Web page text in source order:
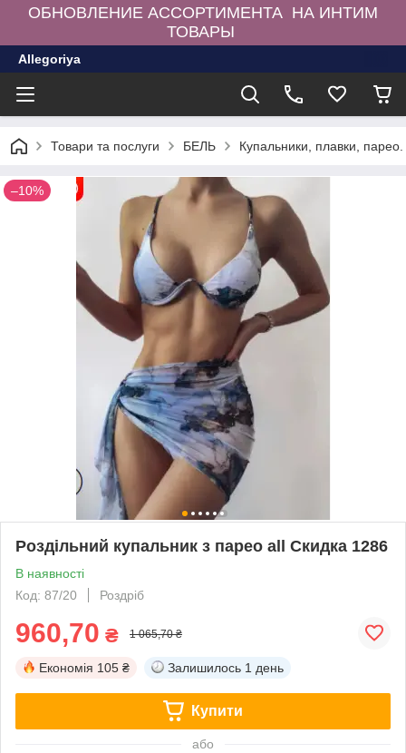
ОБНОВЛЕНИЕ АССОРТИМЕНТА НА ИНТИМ
ТОВАРЫ
Allegoriya
Товари та послуги БЕЛЬ Купальники, плавки, парео.
–10%
Роздільний купальник з парео all Скидка 1286
В наявності
Код: 87/20
Роздріб
960,70 ₴ 1 065,70 ₴
Економія 105 ₴ Залишилось 1 день
Купити
або